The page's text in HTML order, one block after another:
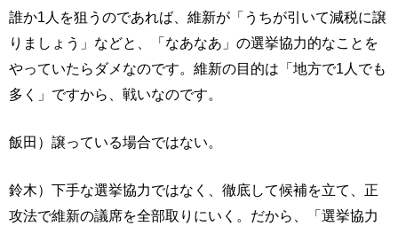
誰か1人を狙うのであれば、維新が「うちが引いて減税に譲
りましょう」などと、「なあなあ」の選挙協力的なことを
やっていたらダメなのです。維新の目的は「地方で1人でも
多く」ですから、戦いなのです。
飯田）譲っている場合ではない。
鈴木）下手な選挙協力ではなく、徹底して候補を立て、正
攻法で維新の議席を全部取りにいく。だから、「選挙協力